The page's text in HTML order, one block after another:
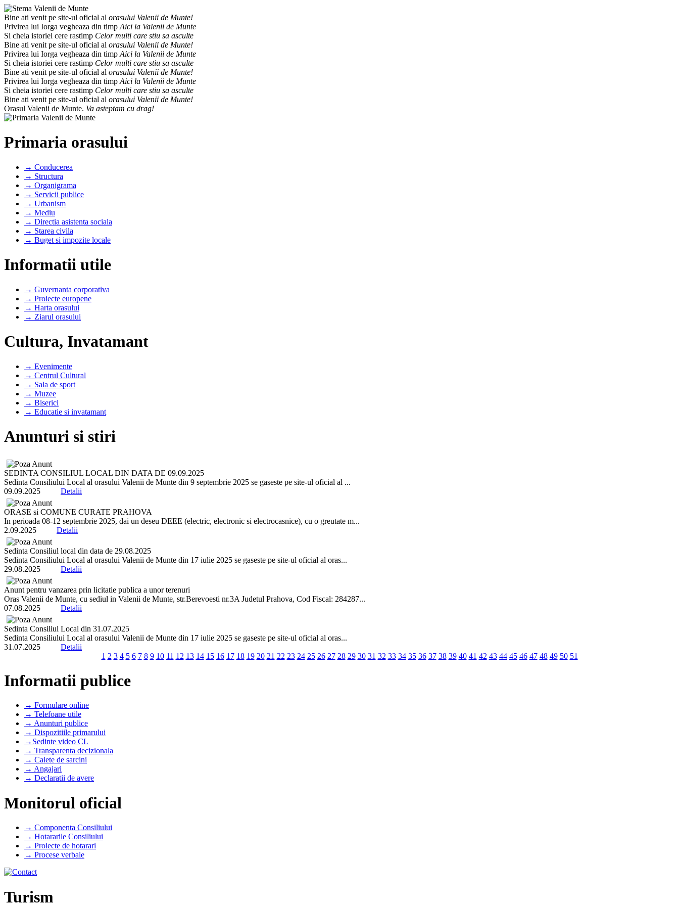
Bine ati venit pe site-ul oficial al orasului Valenii de Munte!
Privirea lui Iorga vegheaza din timp Aici la Valenii de Munte
Si cheia istoriei cere rastimp Celor multi care stiu sa asculte
Bine ati venit pe site-ul oficial al orasului Valenii de Munte!
Privirea lui Iorga vegheaza din timp Aici la Valenii de Munte
Si cheia istoriei cere rastimp Celor multi care stiu sa asculte
Bine ati venit pe site-ul oficial al orasului Valenii de Munte!
Privirea lui Iorga vegheaza din timp Aici la Valenii de Munte
Si cheia istoriei cere rastimp Celor multi care stiu sa asculte
Bine ati venit pe site-ul oficial al orasului Valenii de Munte!
Orasul Valenii de Munte. Va asteptam cu drag!
Primaria orasului
→ Conducerea
→ Structura
→ Organigrama
→ Servicii publice
→ Urbanism
→ Mediu
→ Directia asistenta sociala
→ Starea civila
→ Buget si impozite locale
Informatii utile
→ Guvernanta corporativa
→ Proiecte europene
→ Harta orasului
→ Ziarul orasului
Cultura, Invatamant
→ Evenimente
→ Centrul Cultural
→ Sala de sport
→ Muzee
→ Biserici
→ Educatie si invatamant
Anunturi si stiri
SEDINTA CONSILIUL LOCAL DIN DATA DE 09.09.2025
Sedinta Consiliului Local al orasului Valenii de Munte din 9 septembrie 2025 se gaseste pe site-ul oficial al ...
09.09.2025 Detalii
ORASE si COMUNE CURATE PRAHOVA
In perioada 08-12 septembrie 2025, dai un deseu DEEE (electric, electronic si electrocasnice), cu o greutate m...
2.09.2025 Detalii
Sedinta Consiliul local din data de 29.08.2025
Sedinta Consiliului Local al orasului Valenii de Munte din 17 iulie 2025 se gaseste pe site-ul oficial al oras...
29.08.2025 Detalii
Anunt pentru vanzarea prin licitatie publica a unor terenuri
Oras Valenii de Munte, cu sediul in Valenii de Munte, str.Berevoesti nr.3A Judetul Prahova, Cod Fiscal: 284287...
07.08.2025 Detalii
Sedinta Consiliul Local din 31.07.2025
Sedinta Consiliului Local al orasului Valenii de Munte din 17 iulie 2025 se gaseste pe site-ul oficial al oras...
31.07.2025 Detalii
1 2 3 4 5 6 7 8 9 10 11 12 13 14 15 16 17 18 19 20 21 22 23 24 25 26 27 28 29 30 31 32 33 34 35 36 37 38 39 40 41 42 43 44 45 46 47 48 49 50 51
Informatii publice
→ Formulare online
→ Telefoane utile
→ Anunturi publice
→ Dispozitiile primarului
→Sedinte video CL
→ Transparenta decizionala
→ Caiete de sarcini
→ Angajari
→ Declaratii de avere
Monitorul oficial
→ Componenta Consiliului
→ Hotararile Consiliului
→ Proiecte de hotarari
→ Procese verbale
Turism